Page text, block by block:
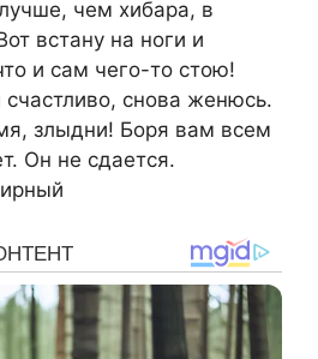
чем хибара, в
встану на ноги и
и сам чего-то стою!
счастливо, снова женюсь.
злыдни! Боря вам всем
Он не сдается.